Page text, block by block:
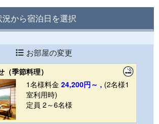
から宿泊日を選択
お部屋の変更
（季節料理）
1名様料金 24,200円～ , (2名様1
室利用時)
定員 2～6名様